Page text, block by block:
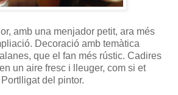
amb una menjador petit, ara més
Decoració amb temàtica
que el fan més rústic. Cadires
un aire fresc i lleuger, com si et
del pintor.